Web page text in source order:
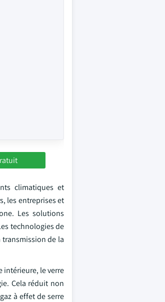
climatiques et
les entreprises et
Les solutions
technologies de
de la
intérieure, le verre
Cela réduit non
à effet de serre